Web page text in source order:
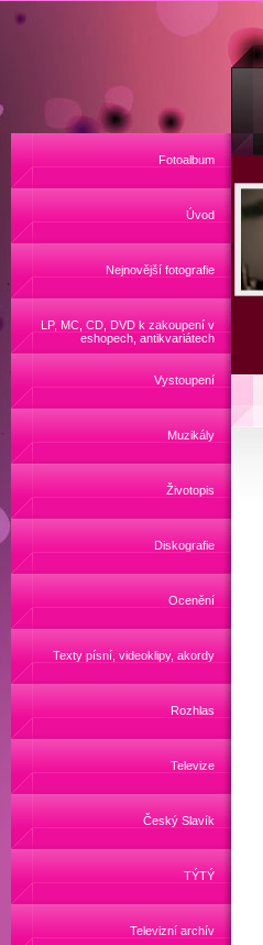
Fotoalbum
Úvod
Nejnovější fotografie
LP, MC, CD, DVD k zakoupení v
eshopech, antikvariátech
Vystoupení
Muzikály
Životopis
Diskografie
Ocenění
Texty písní, videoklipy, akordy
Rozhlas
Televize
Český Slavík
TÝTÝ
Televizní archív